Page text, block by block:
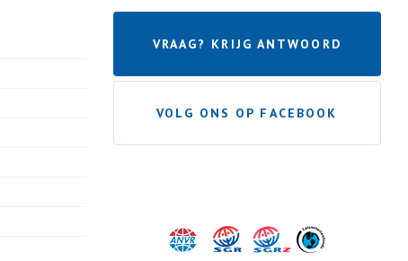
VRAAG? KRIJG ANTWOORD
VOLG ONS OP FACEBOOK